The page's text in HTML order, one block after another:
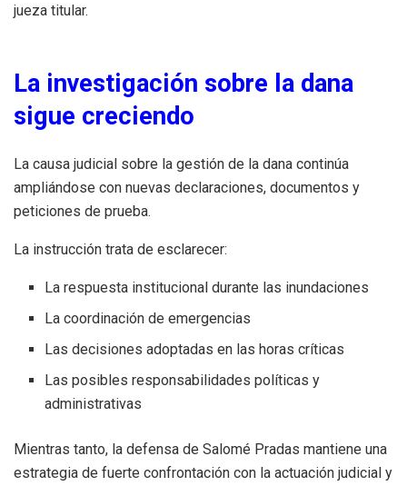
jueza titular.
La investigación sobre la dana
sigue creciendo
La causa judicial sobre la gestión de la dana continúa
ampliándose con nuevas declaraciones, documentos y
peticiones de prueba.
La instrucción trata de esclarecer:
La respuesta institucional durante las inundaciones
La coordinación de emergencias
Las decisiones adoptadas en las horas críticas
Las posibles responsabilidades políticas y
administrativas
Mientras tanto, la defensa de Salomé Pradas mantiene una
estrategia de fuerte confrontación con la actuación judicial y